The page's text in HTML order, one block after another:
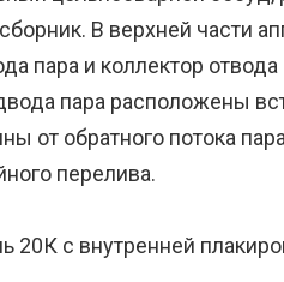
В верхней части
пара и коллектор
пара расположены
от обратного потока
перелива.
20К с внутренней